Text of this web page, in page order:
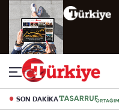
SON DAKİKA